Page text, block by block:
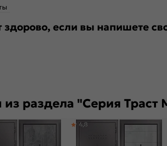
если вы напишете
раздела "Серия Траст
4,8